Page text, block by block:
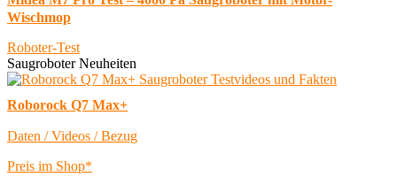
Wischmop
Roboter-Test
Saugroboter Neuheiten
Roborock Q7 Max+
Daten / Videos / Bezug
Preis im Shop*